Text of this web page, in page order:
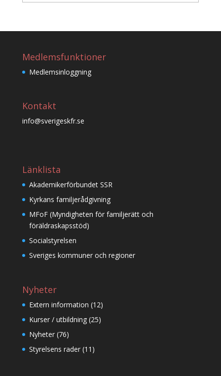
Medlemsfunktioner
Medlemsinloggning
Kontakt
info@sverigeskfr.se
Länklista
Akademikerförbundet SSR
Kyrkans familjerådgivning
MFoF (Myndigheten för familjerätt och
föräldraskapsstöd)
Socialstyrelsen
Sveriges kommuner och regioner
Nyheter
Extern information (12)
Kurser / utbildning(25)
Nyheter(76)
Styrelsens rader(11)